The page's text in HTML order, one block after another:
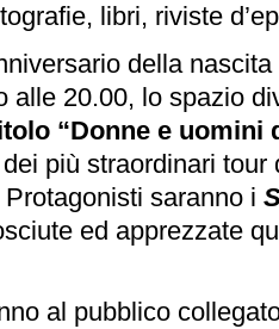
libri, riviste
della
alle 20.00, lo spazio
“Donne e uomini
più straordinari tour
saranno i
ed apprezzate
al pubblico